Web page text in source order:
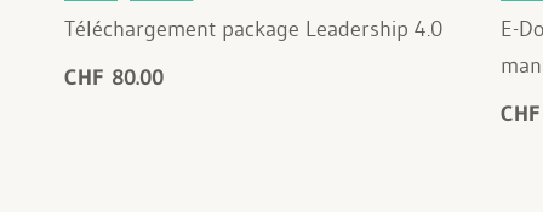
Téléchargement package Leadership 4.0
CHF 80.00
E-